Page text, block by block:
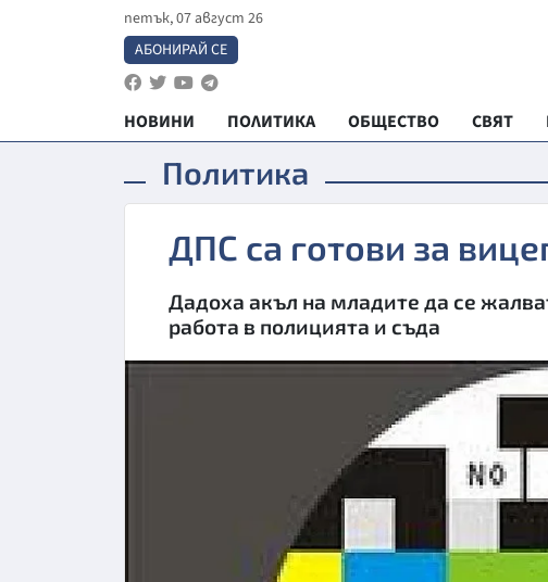
петък, 07 август 26
АБОНИРАЙ СЕ
НОВИНИ ПОЛИТИКА ОБЩЕСТВО СВЯТ
Политика
ДПС са готови за
Дадоха акъл на младите да се
работа в полицията и съда